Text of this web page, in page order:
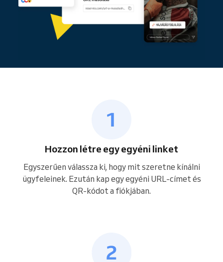
Hozzon létre egy egyéni linket
Egyszerűen válassza ki, hogy mit szeretne kínálni
ügyfeleinek. Ezután kap egy egyéni URL-címet és
QR-kódot a fiókjában.